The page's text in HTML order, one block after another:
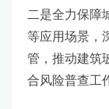
二是全力保障
等应用场景，
管，推动建筑
合风险普查工